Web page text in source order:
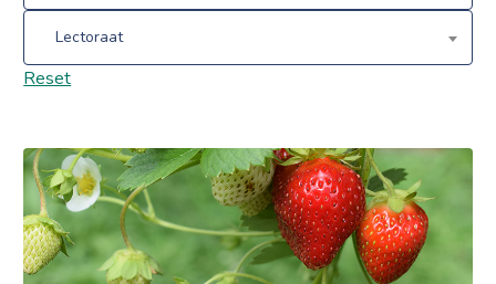
Lectoraat
Reset